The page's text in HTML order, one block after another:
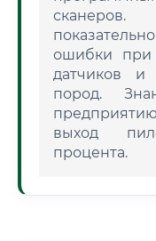
ошибки при
датчиков и
пород.
выход
процента.